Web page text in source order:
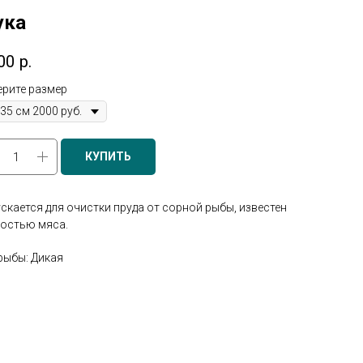
р.
размер
КУПИТЬ
для очистки пруда от сорной рыбы, известен
мяса.
Дикая